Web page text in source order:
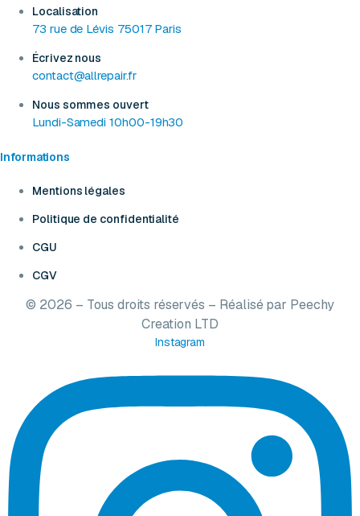
Localisation
73 rue de Lévis 75017 Paris
Écrivez nous
contact@allrepair.fr
Nous sommes ouvert
Lundi-Samedi 10h00-19h30
Informations
Mentions légales
Politique de confidentialité
CGU
CGV
© 2026 – Tous droits réservés – Réalisé par Peechy
Creation LTD
Instagram